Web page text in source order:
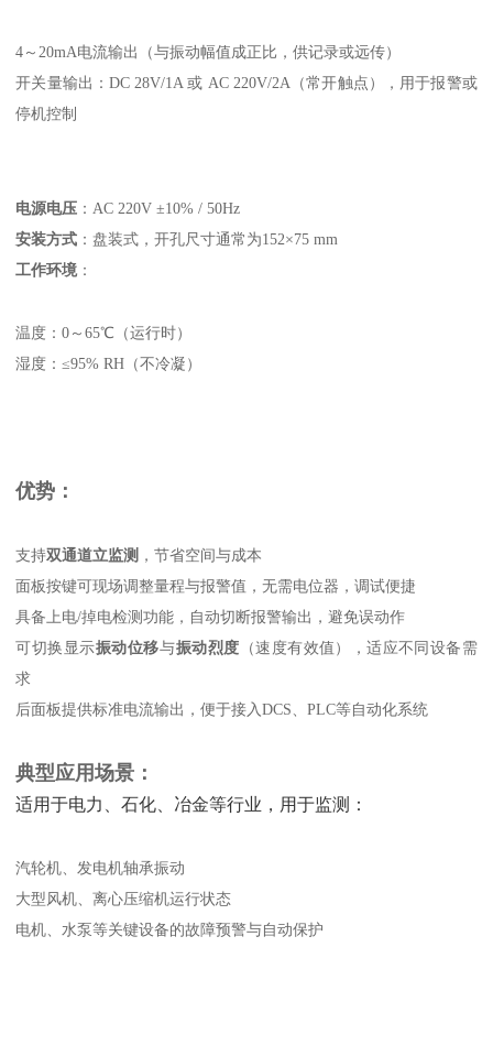
4～20mA电流输出（与振动幅值成正比，供记录或远传）
开关量输出：DC 28V/1A 或 AC 220V/2A（常开触点），用于报警或
停机控制
电源电压 ‌：AC 220V ±10% / 50Hz
安装方式 ‌：盘装式，开孔尺寸通常为152×75 mm
工作环境 ‌：
温度：0～65℃（运行时）
湿度：≤95% RH（不冷凝）
优势：
支持‌双通道立监测 ‌，节省空间与成本
面板按键可现场调整量程与报警值，无需电位器，调试便捷
具备上电/掉电检测功能，自动切断报警输出，避免误动作
可切换显示‌振动位移‌与‌振动烈度 ‌（速度有效值），适应不同设备需
求
后面板提供标准电流输出，便于接入DCS、PLC等自动化系统
典型应用场景：
适用于电力、石化、冶金等行业，用于监测：
汽轮机、发电机轴承振动
大型风机、离心压缩机运行状态
电机、水泵等关键设备的故障预警与自动保护